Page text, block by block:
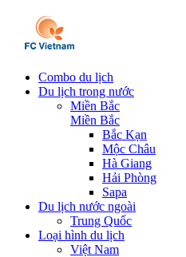
Combo du lịch
Du lịch trong nước
Miền Bắc
Miền Bắc
Bắc Kạn
Mộc Châu
Hà Giang
Hải Phòng
Sapa
Du lịch nước ngoài
Trung Quốc
Loại hình du lịch
Việt Nam